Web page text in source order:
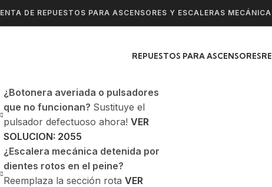
DE REPUESTOS PARA ASCENSORES Y ESCALERAS
REPUESTOS PARA ASCENSORES
¿Botonera averiada o pulsadores
que no funcionan? Sustituye el
pulsador defectuoso ahora! VER
SOLUCION: 2055
¿Escalera mecánica detenida por
dientes rotos en el peine?
Reemplaza la sección rota VER